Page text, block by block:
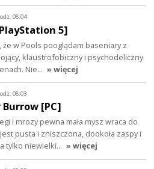
08:04
5]
że w Pools pooglądam baseniary z
klaustrofobiczny i psychodeliczny
Nie… » więcej
08:03
[PC]
i mrozy pewna mała mysz wraca do
pusta i zniszczona, dookoła zaspy i
tylko niewielki… » więcej